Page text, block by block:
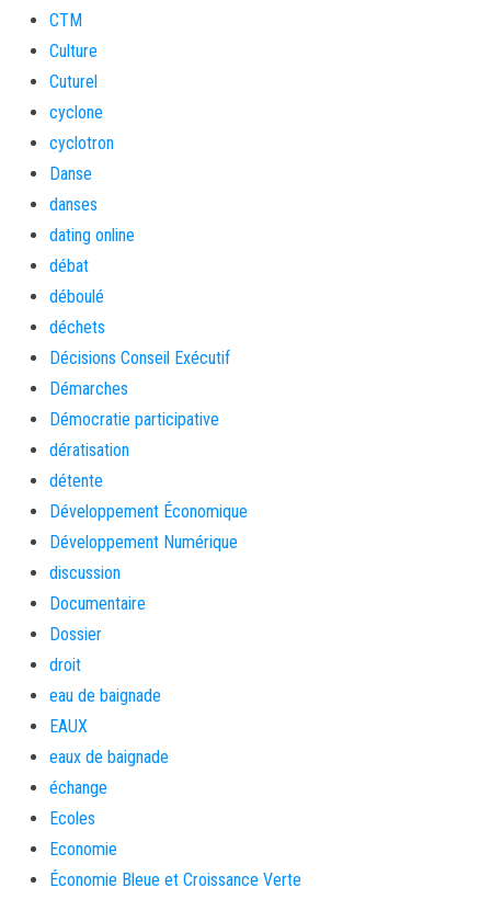
CTM
Culture
Cuturel
cyclone
cyclotron
Danse
danses
dating online
débat
déboulé
déchets
Décisions Conseil Exécutif
Démarches
Démocratie participative
dératisation
détente
Développement Économique
Développement Numérique
discussion
Documentaire
Dossier
droit
eau de baignade
EAUX
eaux de baignade
échange
Ecoles
Economie
Économie Bleue et Croissance Verte